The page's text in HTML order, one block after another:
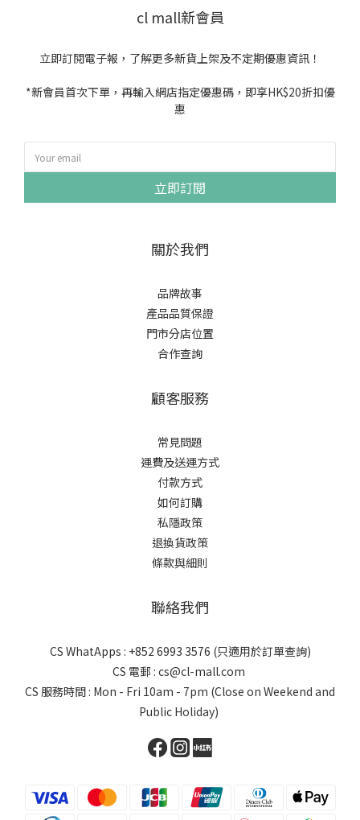
cl mall新會員
立即訂閱電子報，了解更多新貨上架及不定期優惠資訊！
*新會員首次下單，再輸入網店指定優惠碼，即享HK$20折扣優
惠
立即訂閱
關於我們
品牌故事
產品品質保證
門市分店位置
合作查詢
顧客服務
常見問題
運費及送運方式
付款方式
如何訂購
私隱政策
退換貨政策
條款與細則
聯絡我們
CS WhatApps : +852 6993 3576 (只適用於訂單查詢)
CS 電郵 : cs@cl-mall.com
CS 服務時間 : Mon - Fri 10am - 7pm (Close on Weekend and
Public Holiday)